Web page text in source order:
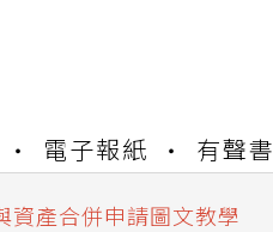
電子報紙 有聲書
櫃開通申請
資產合併申請圖文教學